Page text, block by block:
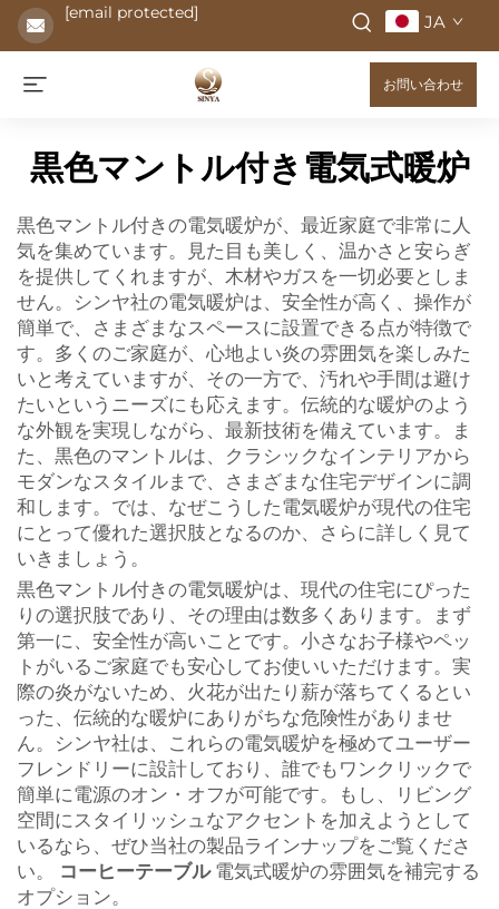
[email protected] JA
お問い合わせ
黒色マントル付き電気式暖炉
黒色マントル付きの電気暖炉が、最近家庭で非常に人
気を集めています。見た目も美しく、温かさと安らぎ
を提供してくれますが、木材やガスを一切必要としま
せん。シンヤ社の電気暖炉は、安全性が高く、操作が
簡単で、さまざまなスペースに設置できる点が特徴で
す。多くのご家庭が、心地よい炎の雰囲気を楽しみた
いと考えていますが、その一方で、汚れや手間は避け
たいというニーズにも応えます。伝統的な暖炉のよう
な外観を実現しながら、最新技術を備えています。ま
た、黒色のマントルは、クラシックなインテリアから
モダンなスタイルまで、さまざまな住宅デザインに調
和します。では、なぜこうした電気暖炉が現代の住宅
にとって優れた選択肢となるのか、さらに詳しく見て
いきましょう。
黒色マントル付きの電気暖炉は、現代の住宅にぴった
りの選択肢であり、その理由は数多くあります。まず
第一に、安全性が高いことです。小さなお子様やペッ
トがいるご家庭でも安心してお使いいただけます。実
際の炎がないため、火花が出たり薪が落ちてくるとい
った、伝統的な暖炉にありがちな危険性がありませ
ん。シンヤ社は、これらの電気暖炉を極めてユーザー
フレンドリーに設計しており、誰でもワンクリックで
簡単に電源のオン・オフが可能です。もし、リビング
空間にスタイリッシュなアクセントを加えようとして
いるなら、ぜひ当社の製品ラインナップをご覧くださ
い。 コーヒーテーブル 電気式暖炉の雰囲気を補完する
オプション。